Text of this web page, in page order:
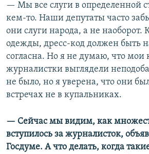
— Мы все слуги в определенной
кем-то. Наши депутаты часто
они слуги народа, а не наоборот.
одежды, дресс-код должен быть
согласна. Но я не думаю, что мои
журналистки выглядели
не было, но я уверена, что они
встречах не в купальниках.
— Сейчас мы видим, как
вступилось за журналисток,
Госдуме. А что делать, когда